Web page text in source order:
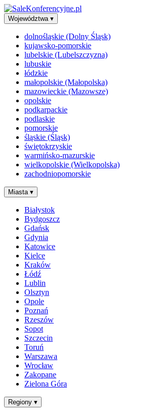
Województwa ▾
dolnośląskie (Dolny Śląsk)
kujawsko-pomorskie
lubelskie (Lubelszczyzna)
lubuskie
łódzkie
małopolskie (Małopolska)
mazowieckie (Mazowsze)
opolskie
podkarpackie
podlaskie
pomorskie
śląskie (Śląsk)
świętokrzyskie
warmińsko-mazurskie
wielkopolskie (Wielkopolska)
zachodniopomorskie
Miasta ▾
Białystok
Bydgoszcz
Gdańsk
Gdynia
Katowice
Kielce
Kraków
Łódź
Lublin
Olsztyn
Opole
Poznań
Rzeszów
Sopot
Szczecin
Toruń
Warszawa
Wrocław
Zakopane
Zielona Góra
Regiony ▾